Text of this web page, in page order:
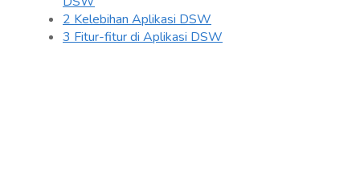
2Kelebihan Aplikasi DSW
3Fitur-fitur di Aplikasi DSW